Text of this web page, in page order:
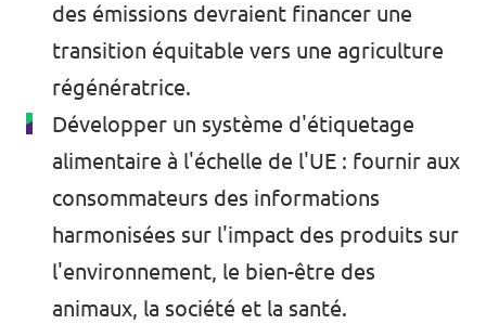
des émissions devraient financer une
transition équitable vers une agriculture
régénératrice.
Développer un système d'étiquetage
alimentaire à l'échelle de l'UE : fournir aux
consommateurs des informations
harmonisées sur l'impact des produits sur
l'environnement, le bien-être des
animaux, la société et la santé.